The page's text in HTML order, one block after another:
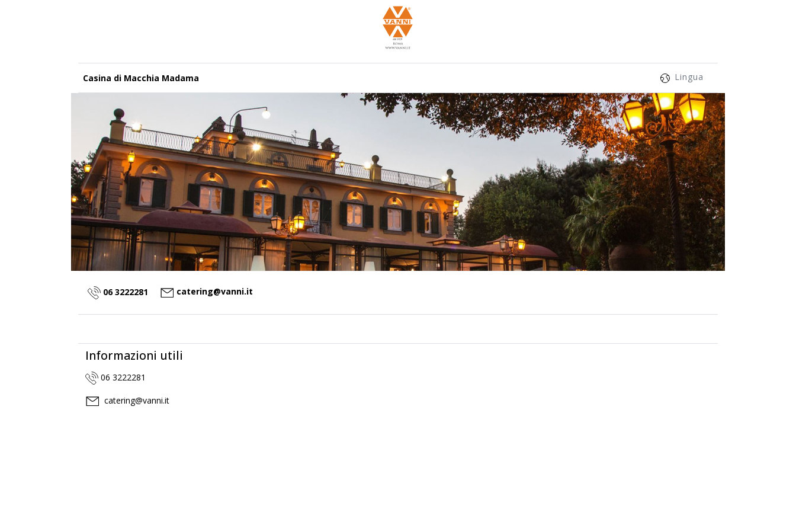
Casina di Macchia Madama Lingua
06 3222281 catering@vanni.it
Informazioni utili
06 3222281
catering@vanni.it